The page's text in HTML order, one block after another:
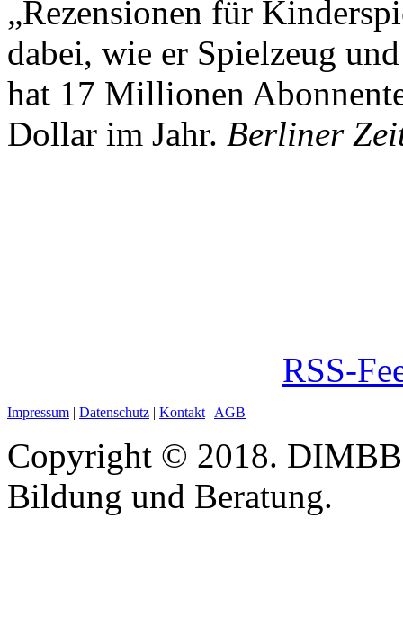
„Rezensionen für
dabei, wie er Spielzeug
hat 17 Millionen
Dollar im Jahr. Berliner
RSS-
Impressum | Datenschutz | Kontakt | AGB
Copyright © 2018.
Bildung und Beratung.